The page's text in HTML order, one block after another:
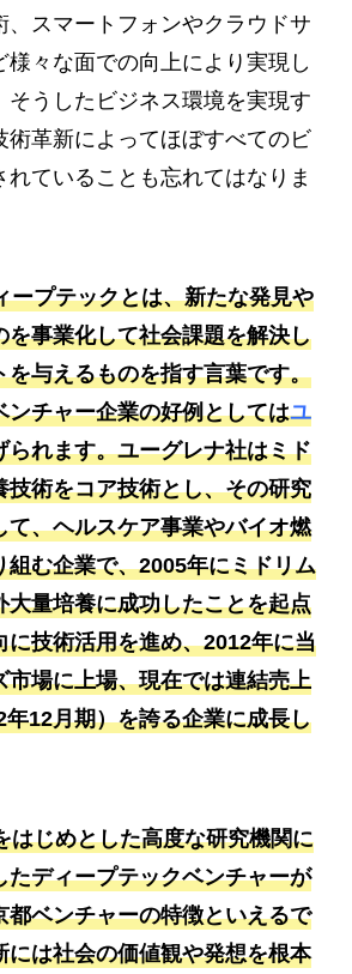
、スマートフォンやクラウドサ
様々な面での向上により実現し
そうしたビジネス環境を実現す
術革新によってほぼすべてのビ
れていることも忘れてはなりま
ープテックとは、新たな発見や
を事業化して社会課題を解決し
を与えるものを指す言葉です。
ンチャー企業の好例としてはユ
られます。ユーグレナ社はミド
技術をコア技術とし、その研究
て、ヘルスケア事業やバイオ燃
組む企業で、2005年にミドリム
大量培養に成功したことを起点
に技術活用を進め、2012年に当
市場に上場、現在では連結売上
12月期）を誇る企業に成長し
はじめとした高度な研究機関に
たディープテックベンチャーが
都ベンチャーの特徴といえるで
には社会の価値観や発想を根本